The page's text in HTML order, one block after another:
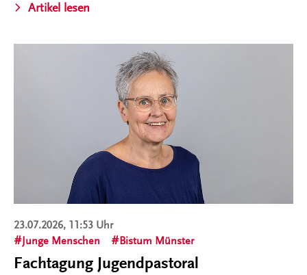
Artikel lesen
23.07.2026, 11:53 Uhr
Junge Menschen
Bistum Münster
Fachtagung Jugendpastoral